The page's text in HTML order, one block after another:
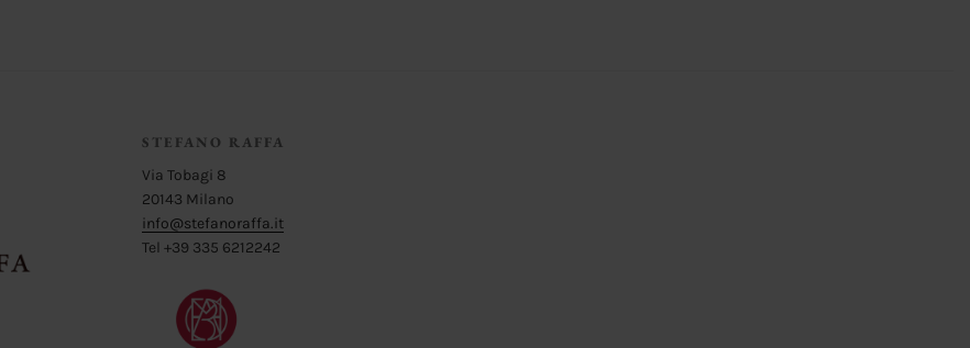
STEFANO RAFFA
Via Tobagi 8
20143 Milano
info@stefanoraffa.it
Tel +39 335 6212242